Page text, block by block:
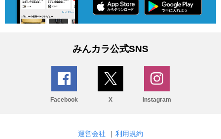
みんカラ公式SNS
Facebook X Instagram
運営会社 | 利用規約